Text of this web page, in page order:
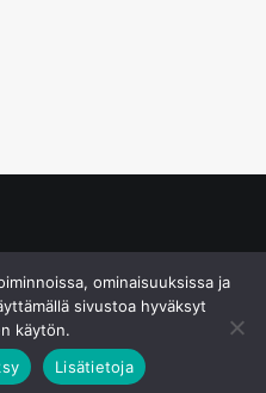
ominaisuuksissa ja
sivustoa hyväksyt
käytön.
Lisätietoja